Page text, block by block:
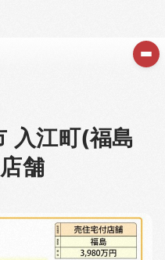
入江町(福島
舗